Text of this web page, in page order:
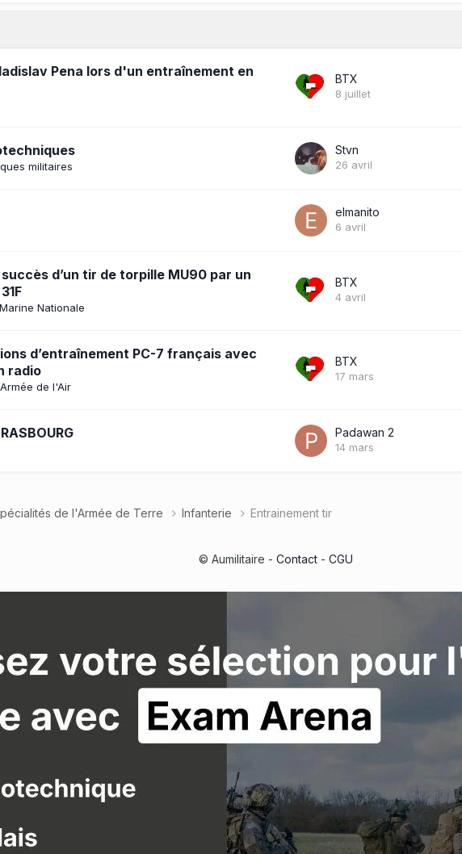
Pena lors d'un entraînement en
BTX
8 juillet
militaires
Stvn
26 avril
elmanito
6 avril
d’un tir de torpille MU90 par un
Nationale
BTX
4 avril
d’entraînement PC-7 français avec
radio
de l'Air
BTX
17 mars
Padawan 2
14 mars
de l'Armée de Terre Infanterie Entrainement tir
© Aumilitaire - Contact- CGU